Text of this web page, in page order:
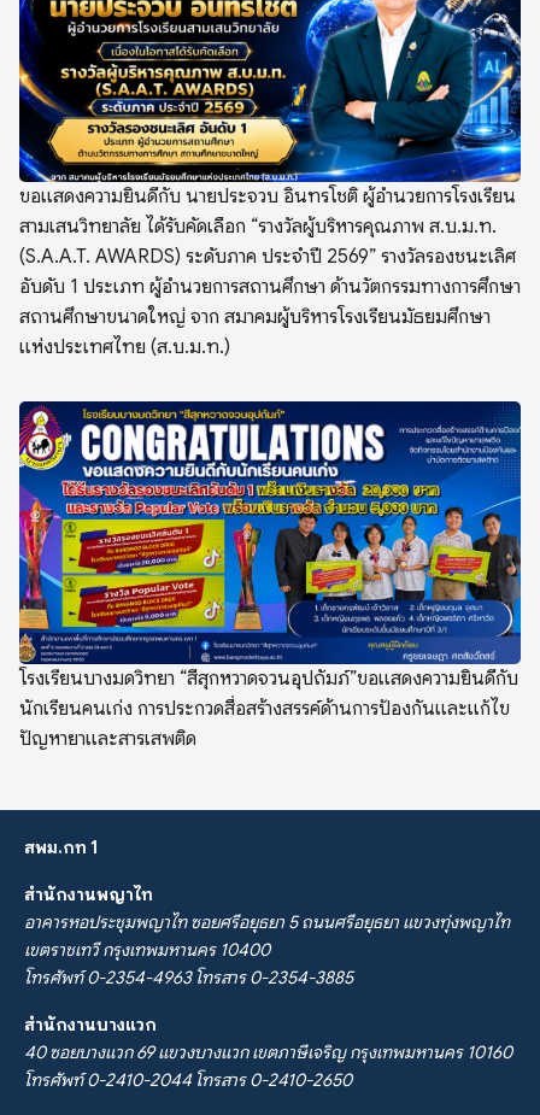
ขอแสดงความยินดีกับ นายประจวบ อินทรโชติ ผู้อำนวยการโรงเรียน
สามเสนวิทยาลัย ได้รับคัดเลือก “รางวัลผู้บริหารคุณภาพ ส.บ.ม.ท.
(S.A.A.T. AWARDS) ระดับภาค ประจำปี 2569” รางวัลรองชนะเลิศ
อับดับ 1 ประเภท ผู้อำนวยการสถานศึกษา ด้านวัตกรรมทางการศึกษา
สถานศึกษาขนาดใหญ่ จาก สมาคมผู้บริหารโรงเรียนมัธยมศึกษา
แห่งประเทศไทย (ส.บ.ม.ท.)
โรงเรียนบางมดวิทยา “สีสุกหวาดจวนอุปถัมภ์”ขอแสดงความยินดีกับ
นักเรียนคนเก่ง การประกวดสื่อสร้างสรรค์ด้านการป้องกันและแก้ไข
ปัญหายาและสารเสพติด
สพม.กท 1
สำนักงานพญาไท
อาคารหอประชุมพญาไท ซอยศรีอยุธยา 5 ถนนศรีอยุธยา แขวงทุ่งพญาไท
เขตราชเทวี กรุงเทพมหานคร 10400
โทรศัพท์ 0-2354-4963 โทรสาร 0-2354-3885
สำนักงานบางแวก
40 ซอยบางแวก 69 แขวงบางแวก เขตภาษีเจริญ กรุงเทพมหานคร 10160
โทรศัพท์ 0-2410-2044 โทรสาร 0-2410-2650